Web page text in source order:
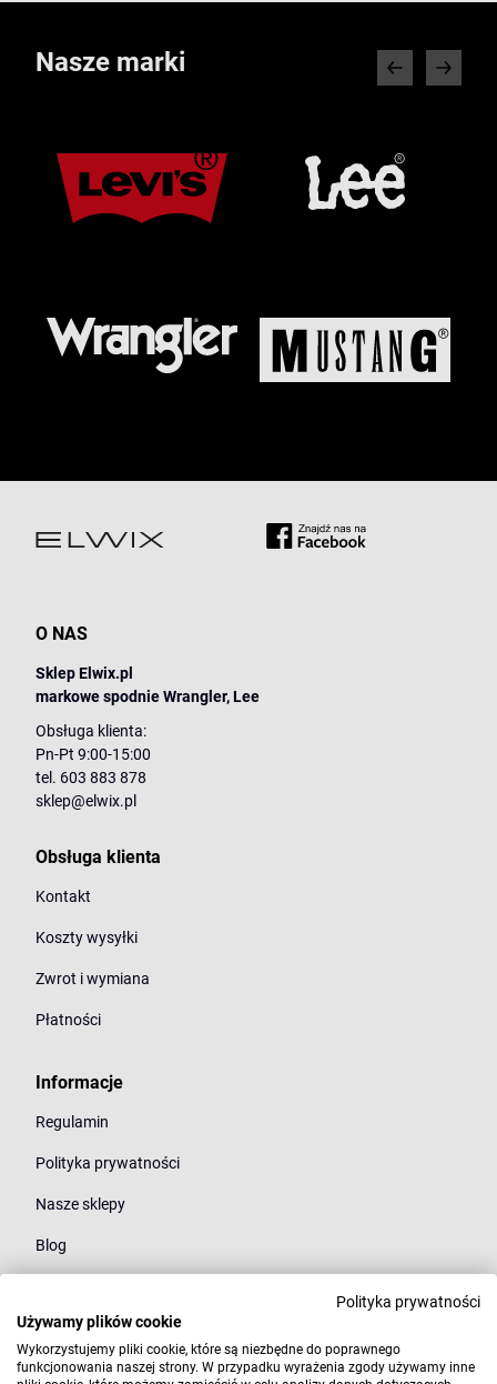
Nasze marki
O NAS
Sklep Elwix.pl
markowe spodnie Wrangler, Lee
Obsługa klienta:
Pn-Pt 9:00-15:00
tel. 603 883 878
sklep@elwix.pl
Obsługa klienta
Kontakt
Koszty wysyłki
Zwrot i wymiana
Płatności
Informacje
Regulamin
Polityka prywatności
Nasze sklepy
Blog
Młodzież
Polityka prywatności
Używamy plików cookie
Wykorzystujemy pliki cookie, które są niezbędne do poprawnego
funkcjonowania naszej strony. W przypadku wyrażenia zgody używamy inne